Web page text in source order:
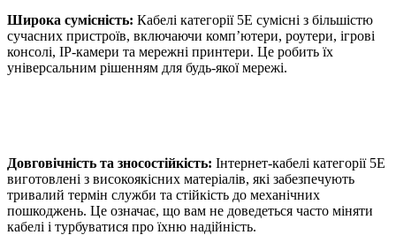
Широка сумісність: Кабелі категорії 5E сумісні з більшістю
сучасних пристроїв, включаючи комп’ютери, роутери, ігрові
консолі, IP-камери та мережні принтери. Це робить їх
універсальним рішенням для будь-якої мережі.
Довговічність та зносостійкість: Інтернет-кабелі категорії 5E
виготовлені з високоякісних матеріалів, які забезпечують
тривалий термін служби та стійкість до механічних
пошкоджень. Це означає, що вам не доведеться часто міняти
кабелі і турбуватися про їхню надійність.